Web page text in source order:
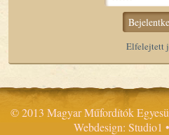
Elfelejtett
© 2013 Magyar Műfordítók
Webdesign: Studio1 •